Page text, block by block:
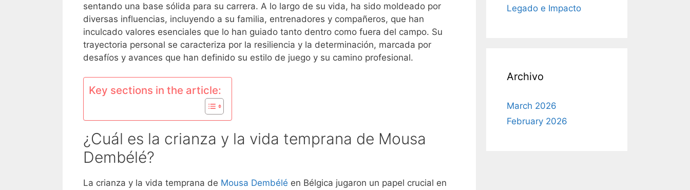
sentando una base sólida para su carrera. A lo largo de su vida, ha sido moldeado por
diversas influencias, incluyendo a su familia, entrenadores y compañeros, que han
inculcado valores esenciales que lo han guiado tanto dentro como fuera del campo. Su
trayectoria personal se caracteriza por la resiliencia y la determinación, marcada por
desafíos y avances que han definido su estilo de juego y su camino profesional.
Key sections in the article:
¿Cuál es la crianza y la vida temprana de Mousa
Dembélé?
La crianza y la vida temprana de Mousa Dembélé en Bélgica jugaron un papel crucial en
Legado e Impacto
Archivo
March 2026
February 2026